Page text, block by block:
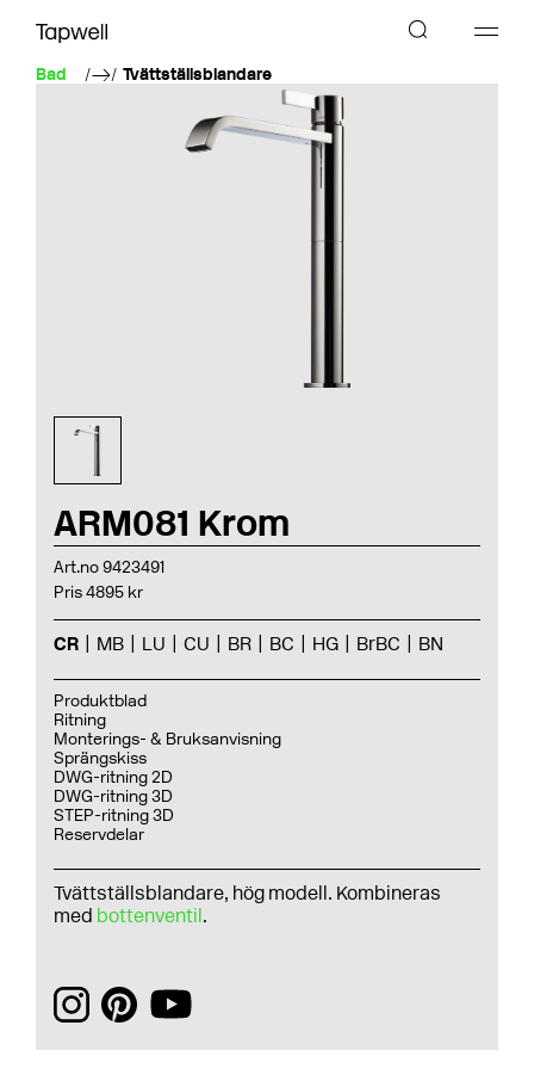
Bad Tvättställsblandare
ARM081 Krom
Art.no 9423491
Pris 4895 kr
CR MB LU CU BR BC HG BrBC BN
Produktblad
Ritning
Monterings- & Bruksanvisning
Sprängskiss
DWG-ritning 2D
DWG-ritning 3D
STEP-ritning 3D
Reservdelar
Tvättställsblandare, hög modell. Kombineras
med bottenventil.